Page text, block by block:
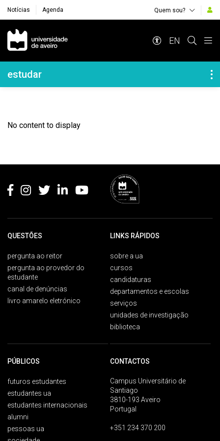
Notícias Agenda Quem sou?
Navegação Principal
EN
Navegação Lateral
estudar
No content to display
QUESTÕES
pergunta ao reitor
pergunta ao provedor do
estudante
canal de denúncias
livro amarelo eletrónico
LINKS RÁPIDOS
sobre a ua
cursos
candidaturas
departamentos e escolas
serviços
unidades de investigação
biblioteca
PÚBLICOS
futuros estudantes
estudantes ua
estudantes internacionais
alumni
pessoas ua
CONTACTOS
Campus Universitário de
Santiago
3810-193 Aveiro
Portugal
+351 234 370 200